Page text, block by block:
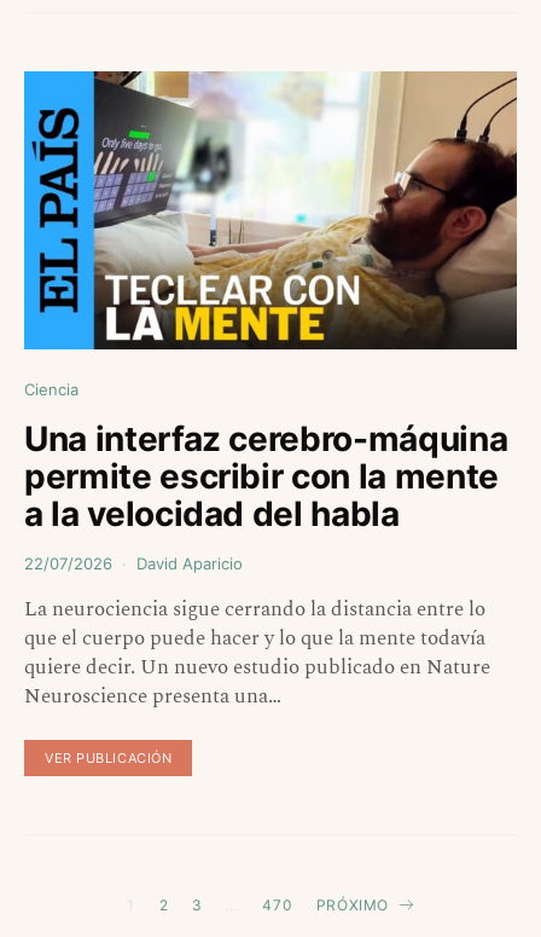
Ciencia
Una interfaz cerebro-máquina
permite escribir con la mente
a la velocidad del habla
22/07/2026 David Aparicio
La neurociencia sigue cerrando la distancia entre lo
que el cuerpo puede hacer y lo que la mente todavía
quiere decir. Un nuevo estudio publicado en Nature
Neuroscience presenta una…
VER PUBLICACIÓN
Paginación
1 2 3 470 PRÓXIMO